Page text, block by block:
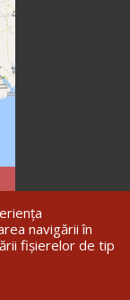
navigării în
fișierelor de tip